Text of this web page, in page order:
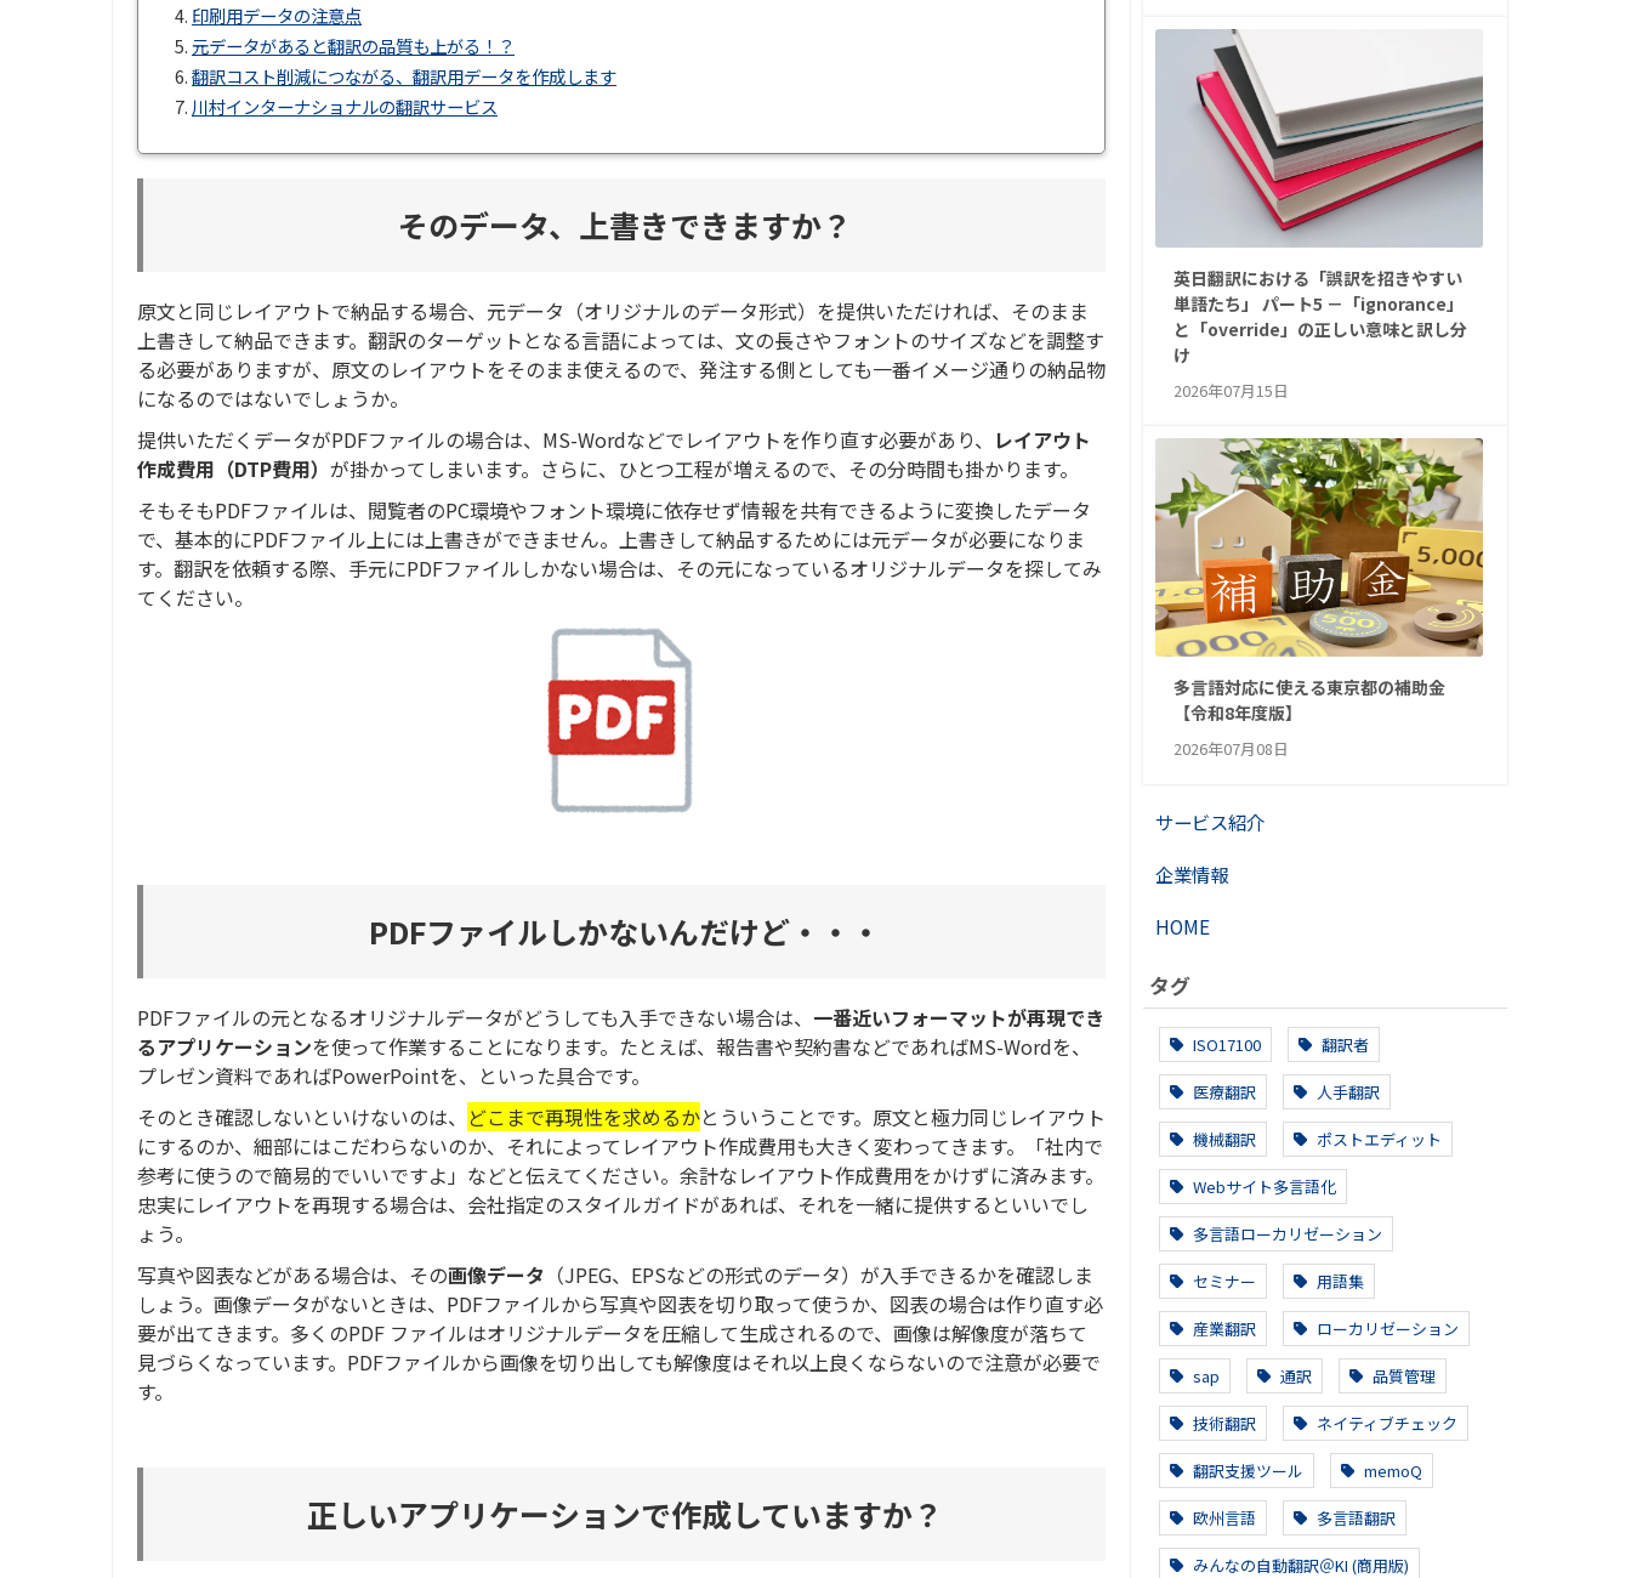
4. 印刷用データの注意点
5.元データがあると翻訳の品質も上がる！？
6.翻訳コスト削減につながる、翻訳用データを作成します
7. 川村インターナショナルの翻訳サービス
そのデータ、上書きできますか？
原文と同じレイアウトで納品する場合、元データ（オリジナルのデータ形式）を提供いただければ、そのまま
上書きして納品できます。翻訳のターゲットとなる言語によっては、文の長さやフォントのサイズなどを調整す
る必要がありますが、原文のレイアウトをそのまま使えるので、発注する側としても一番イメージ通りの納品物
になるのではないでしょうか。
提供いただくデータがPDFファイルの場合は、MS-Wordなどでレイアウトを作り直す必要があり、 レイアウト
作成費用（DTP費用） が掛かってしまいます。さらに、ひとつ工程が増えるので、その分時間も掛かります。
そもそもPDFファイルは、閲覧者のPC環境やフォント環境に依存せず情報を共有できるように変換したデータ
で、基本的にPDFファイル上には上書きができません。上書きして納品するためには元データが必要になりま
す。翻訳を依頼する際、手元にPDFファイルしかない場合は、その元になっているオリジナルデータを探してみ
てください。
PDFファイルしかないんだけど・・・
PDFファイルの元となるオリジナルデータがどうしても入手できない場合は、 一番近いフォーマットが再現でき
るアプリケーションを使って作業することになります。たとえば、報告書や契約書などであればMS-Wordを、
プレゼン資料であればPowerPointを、といった具合です。
そのとき確認しないといけないのは、 どこまで再現性を求めるかとういうことです。原文と極力同じレイアウト
にするのか、細部にはこだわらないのか、それによってレイアウト作成費用も大きく変わってきます。「社内で
参考に使うので簡易的でいいですよ」などと伝えてください。余計なレイアウト作成費用をかけずに済みます。
忠実にレイアウトを再現する場合は、会社指定のスタイルガイドがあれば、それを一緒に提供するといいでし
ょう。
写真や図表などがある場合は、その画像データ （JPEG、EPSなどの形式のデータ）が入手できるかを確認しま
しょう。画像データがないときは、PDFファイルから写真や図表を切り取って使うか、図表の場合は作り直す必
要が出てきます。多くのPDF ファイルはオリジナルデータを圧縮して生成されるので、画像は解像度が落ちて
見づらくなっています。PDFファイルから画像を切り出しても解像度はそれ以上良くならないので注意が必要で
す。
正しいアプリケーションで作成していますか？
英日翻訳における「誤訳を招きやすい
単語たち」 パート5 －「ignorance」
と「override」の正しい意味と訳し分
け
2026年07月15日
多言語対応に使える東京都の補助金
【令和8年度版】
2026年07月08日
サービス紹介
企業情報
HOME
タグ
ISO17100 翻訳者
医療翻訳 人手翻訳
機械翻訳 ポストエディット
Webサイト多言語化
多言語ローカリゼーション
セミナー 用語集
産業翻訳 ローカリゼーション
sap 通訳 品質管理
技術翻訳 ネイティブチェック
翻訳支援ツール memoQ
欧州言語 多言語翻訳
みんなの自動翻訳＠KI (商用版)